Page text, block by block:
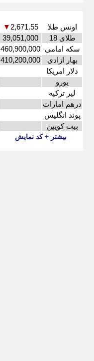
اونس طلا 2,671.55
▼
طلای 18
39,051,000
سکه امامی 460,900,000
بهار ازادی
410,200,000
دلار امریکا
یورو
لیر ترکیه
درهم امارات
پوند انگلیس
بیت کویین
بیشتر + کد نمایش